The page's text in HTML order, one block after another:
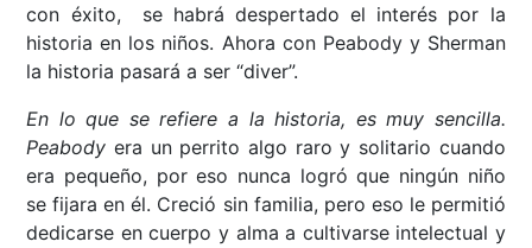
con éxito, se habrá despertado el interés por la
historia en los niños. Ahora con Peabody y Sherman
la historia pasará a ser “diver”.
En lo que se refiere a la historia, es muy sencilla.
Peabody era un perrito algo raro y solitario cuando
era pequeño, por eso nunca logró que ningún niño
se fijara en él. Creció sin familia, pero eso le permitió
dedicarse en cuerpo y alma a cultivarse intelectual y